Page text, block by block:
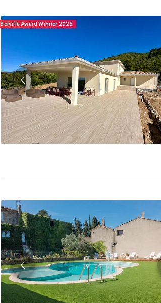
Belvilla Award Winner 2025